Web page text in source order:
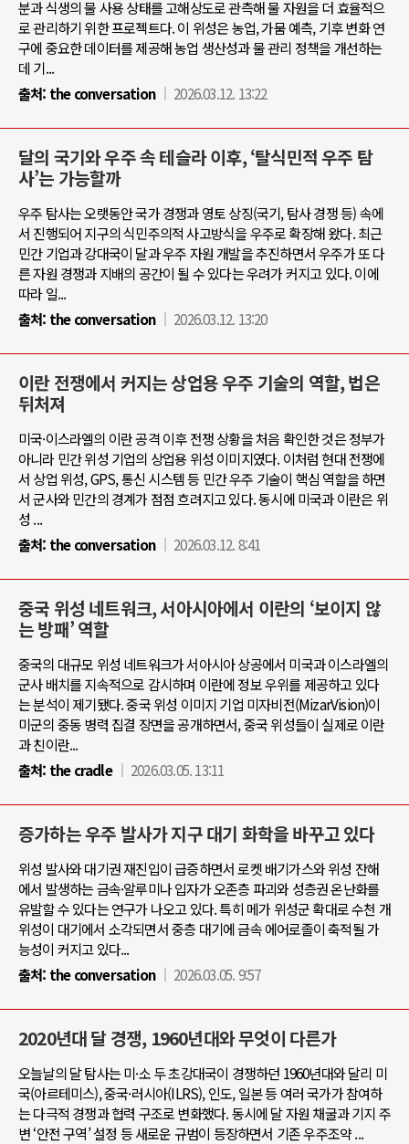
분과 식생의 물 사용 상태를 고해상도로 관측해 물 자원을 더 효율적으
로 관리하기 위한 프로젝트다. 이 위성은 농업, 가뭄 예측, 기후 변화 연
구에 중요한 데이터를 제공해 농업 생산성과 물 관리 정책을 개선하는
데 기...
출처: the conversation 2026.03.12. 13:22
달의 국기와 우주 속 테슬라 이후, ‘탈식민적 우주 탐
사’는 가능할까
우주 탐사는 오랫동안 국가 경쟁과 영토 상징(국기, 탐사 경쟁 등) 속에
서 진행되어 지구의 식민주의적 사고방식을 우주로 확장해 왔다. 최근
민간 기업과 강대국이 달과 우주 자원 개발을 추진하면서 우주가 또 다
른 자원 경쟁과 지배의 공간이 될 수 있다는 우려가 커지고 있다. 이에
따라 일...
출처: the conversation 2026.03.12. 13:20
이란 전쟁에서 커지는 상업용 우주 기술의 역할, 법은
뒤처져
미국·이스라엘의 이란 공격 이후 전쟁 상황을 처음 확인한 것은 정부가
아니라 민간 위성 기업의 상업용 위성 이미지였다. 이처럼 현대 전쟁에
서 상업 위성, GPS, 통신 시스템 등 민간 우주 기술이 핵심 역할을 하면
서 군사와 민간의 경계가 점점 흐려지고 있다. 동시에 미국과 이란은 위
성 ...
출처: the conversation 2026.03.12. 8:41
중국 위성 네트워크, 서아시아에서 이란의 ‘보이지 않
는 방패’ 역할
중국의 대규모 위성 네트워크가 서아시아 상공에서 미국과 이스라엘의
군사 배치를 지속적으로 감시하며 이란에 정보 우위를 제공하고 있다
는 분석이 제기됐다. 중국 위성 이미지 기업 미자비전(MizarVision)이
미군의 중동 병력 집결 장면을 공개하면서, 중국 위성들이 실제로 이란
과 친이란...
출처: the cradle 2026.03.05. 13:11
증가하는 우주 발사가 지구 대기 화학을 바꾸고 있다
위성 발사와 대기권 재진입이 급증하면서 로켓 배기가스와 위성 잔해
에서 발생하는 금속·알루미나 입자가 오존층 파괴와 성층권 온난화를
유발할 수 있다는 연구가 나오고 있다. 특히 메가 위성군 확대로 수천 개
위성이 대기에서 소각되면서 중층 대기에 금속 에어로졸이 축적될 가
능성이 커지고 있다...
출처: the conversation 2026.03.05. 9:57
2020년대 달 경쟁, 1960년대와 무엇이 다른가
오늘날의 달 탐사는 미·소 두 초강대국이 경쟁하던 1960년대와 달리 미
국(아르테미스), 중국·러시아(ILRS), 인도, 일본 등 여러 국가가 참여하
는 다극적 경쟁과 협력 구조로 변화했다. 동시에 달 자원 채굴과 기지 주
변 ‘안전 구역’ 설정 등 새로운 규범이 등장하면서 기존 우주조약 ...